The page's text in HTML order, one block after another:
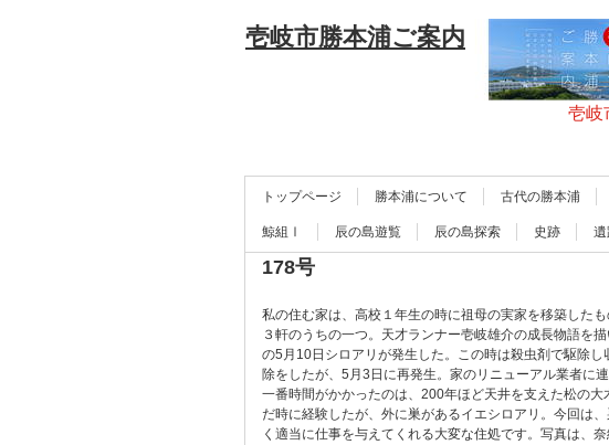
壱岐市勝本浦ご案内
壱岐
トップページ 勝本浦について 古代の勝本浦
鯨組Ⅰ 辰の島遊覧 辰の島探索 史跡
178号
私の住む家は、高校１年生の時に祖母の実家を移築した
３軒のうちの一つ。天才ランナー壱岐雄介の成長物語を
の5月10日シロアリが発生した。この時は殺虫剤で駆除
除をしたが、5月3日に再発生。家のリニューアル業者に
一番時間がかかったのは、200年ほど天井を支えた松の
だ時に経験したが、外に巣があるイエシロアリ。今回は
く適当に仕事を与えてくれる大変な住処です。写真は、